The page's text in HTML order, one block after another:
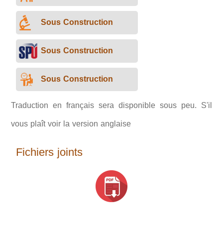
Sous Construction
Sous Construction
Sous Construction
Traduction en français sera disponible sous peu. S'il
vous plaît voir la version anglaise
Fichiers joints